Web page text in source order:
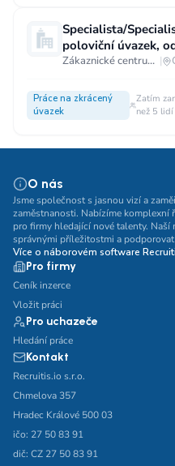
Specialista/
poloviční úvazek,
Zákaznické centrum T-Mobile |
Práce na zkrácený
úvazek
Zatím
než 5 lidí
O nás
Jsme společnost s jasnou vizí a
zaměstnanosti. Nabízíme komplexní
pro firmy hledající nové talenty.
správnými příležitostmi a
Více o náborovém software
Pro firmy
Ceník inzerce
Vložit práci
Pro uchazeče
Hledání práce
Kontakt
Recruitis.io s.r.o.
Chmelova 357
Hradec Králové 500 03
ičo: 27 50 83 91
dič: CZ 27 50 83 91